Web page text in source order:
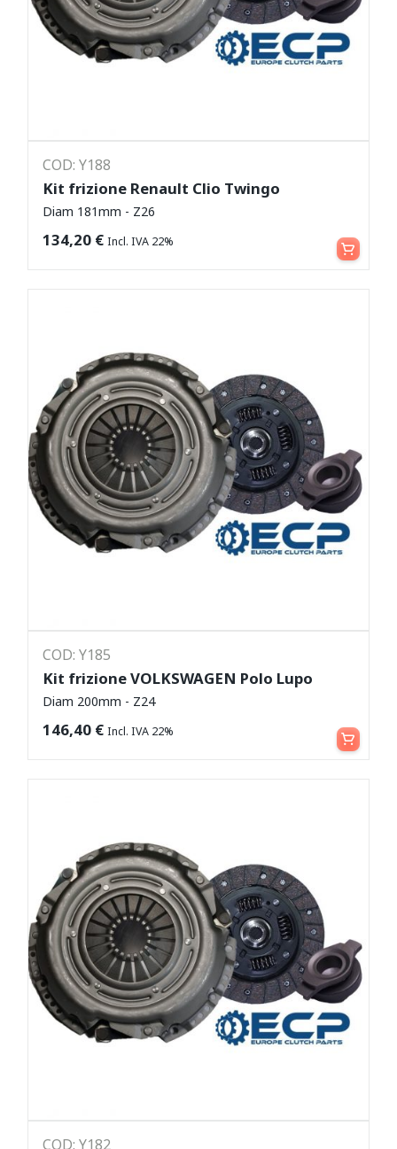
COD: Y188
Kit frizione Renault Clio Twingo
Diam 181mm - Z26
134,20 € Incl. IVA 22% Aggiungi al carrello
COD: Y185
Kit frizione VOLKSWAGEN Polo Lupo
Diam 200mm - Z24
146,40 € Incl. IVA 22% Aggiungi al carrello
COD: Y182